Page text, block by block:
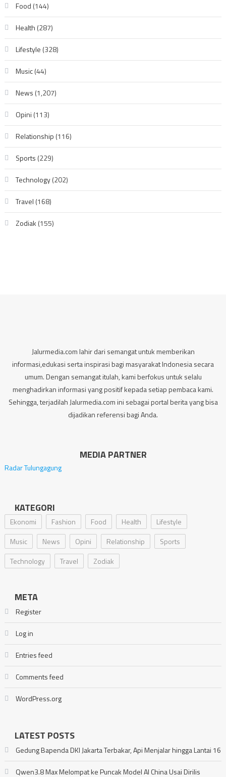
Food (144)
Health (287)
Lifestyle (328)
Music(44)
News (1,207)
Opini (113)
Relationship (116)
Sports (229)
Technology(202)
Travel (168)
Zodiak (155)
Jalurmedia.com lahir dari semangat untuk memberikan
informasi,edukasi serta inspirasi bagi masyarakat Indonesia secara
umum. Dengan semangat itulah, kami berfokus untuk selalu
menghadirkan informasi yang positif kepada setiap pembaca kami.
Sehingga, terjadilah Jalurmedia.com ini sebagai portal berita yang bisa
dijadikan referensi bagi Anda.
MEDIA PARTNER
Radar Tulungagung
KATEGORI
Ekonomi Fashion Food Health
Lifestyle
Music
News Opini Relationship
Sports
Technology
Travel Zodiak
META
Register
Log in
Entries feed
Comments feed
WordPress.org
LATEST POSTS
Gedung Bapenda DKI Jakarta Terbakar, Api Menjalar hingga Lantai 16
Qwen3.8 Max Melompat ke Puncak Model AI China Usai Dirilis